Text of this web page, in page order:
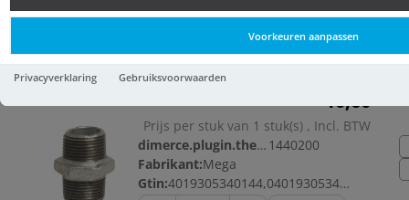
Voorkeuren aanpassen
Privacyverklaring Gebruiksvoorwaarden
Nippels
Nr.280 Nippel 1 1/2" bui.dr
10,60
Prijs per stuk van 1 stuk(s) , Incl. BTW
dimerce.plugin.theme.productnr: 1440200
Fabrikant:Mega
Gtin:
4019305340144,04019305340144